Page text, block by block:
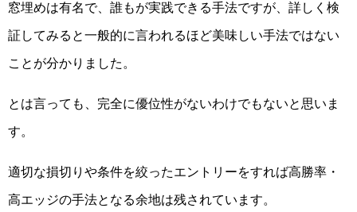
窓埋めは有名で、誰もが実践できる手法ですが、詳しく検
証してみると一般的に言われるほど美味しい手法ではない
ことが分かりました。
とは言っても、完全に優位性がないわけでもないと思いま
す。
適切な損切りや条件を絞ったエントリーをすれば高勝率・
高エッジの手法となる余地は残されています。